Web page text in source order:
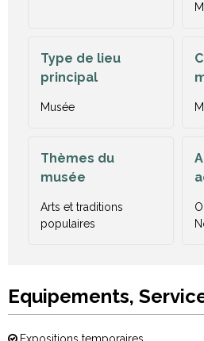
Type de lieu
principal
Musée
Thèmes du
musée
Arts et traditions
populaires
Equipements,